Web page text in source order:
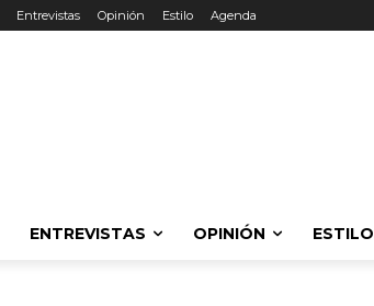
Entrevistas Opinión Estilo Agenda
ENTREVISTAS OPINIÓN ESTILO